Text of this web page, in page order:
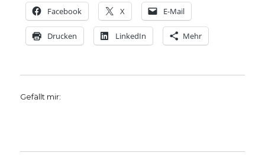
Facebook X E-Mail
Drucken LinkedIn Mehr
Gefällt mir: